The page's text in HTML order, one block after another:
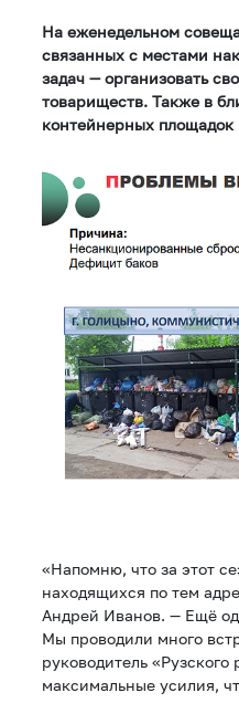
На еженедельном
связанных с местами
задач — организовать
товариществ. Также в
контейнерных
«Напомню, что за этот
находящихся по тем
Андрей Иванов. — Ещё
Мы проводили много
руководитель
максимальные усилия,